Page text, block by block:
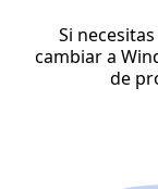
Si
cambiar a
de